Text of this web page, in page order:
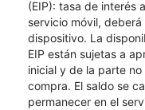
(EIP): tasa de interés
servicio móvil,
dispositivo. La
EIP están sujetas a
inicial y de la parte
compra. El saldo se
permanecer en el